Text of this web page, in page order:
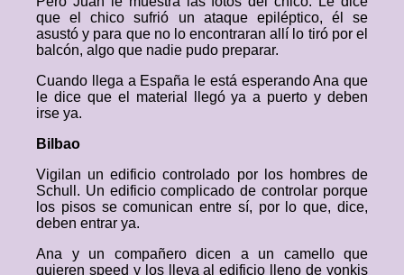
que el chico sufrió un ataque epiléptico, él se
asustó y para que no lo encontraran allí lo tiró por el
balcón, algo que nadie pudo preparar.
Cuando llega a España le está esperando Ana que
le dice que el material llegó ya a puerto y deben
irse ya.
Bilbao
Vigilan un edificio controlado por los hombres de
Schull. Un edificio complicado de controlar porque
los pisos se comunican entre sí, por lo que, dice,
deben entrar ya.
Ana y un compañero dicen a un camello que
quieren speed y los lleva al edificio lleno de yonkis